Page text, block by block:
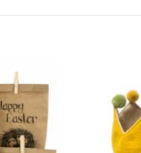
Add to
wishlist